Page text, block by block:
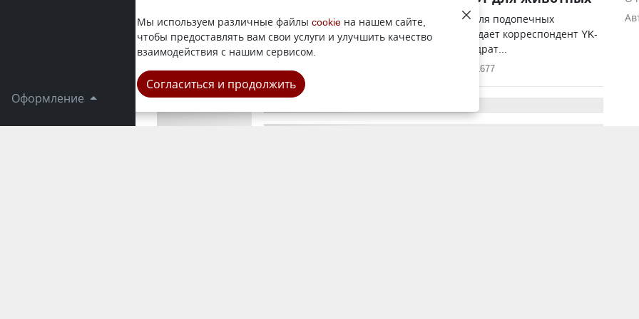
Оформление
В Семее открылось новое здание приюта для подопечных
общественного фонда (ОФ) «4 лапы», передает корреспондент YK-
news.kz. Приют занимает площадь 350 квадрат...
Республика 1677
Мы используем различные файлы cookie на нашем сайте,
чтобы предоставлять вам свои услуги и улучшить качество
взаимодействия с нашим сервисом.
Согласиться и продолжить